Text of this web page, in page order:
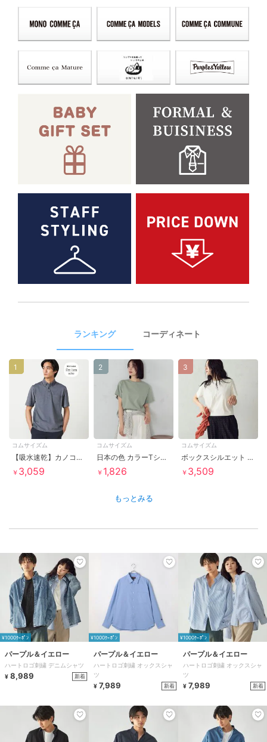
ランキング コーディネート
コムサイズム
【吸水速乾】カノコポロシャツ
￥ 3,059
1
コムサイズム
日本の色 カラーTシャツ
￥ 1,826
2
コムサイズム
ボックスシルエット クロップド丈Ｔシャツ
￥ 3,509
3
もっとみる
¥1000ｸｰﾎﾟﾝ
パープル＆イエロー
ハートロゴ刺繍 デニムシャツ
¥ 8,989 新着
¥1000ｸｰﾎﾟﾝ
パープル＆イエロー
ハートロゴ刺繍 オックスシャ
ツ
¥ 7,989 新着
¥1000ｸｰﾎﾟﾝ
パープル＆イエロー
ハートロゴ刺繍 オックスシャ
ツ
¥ 7,989 新着